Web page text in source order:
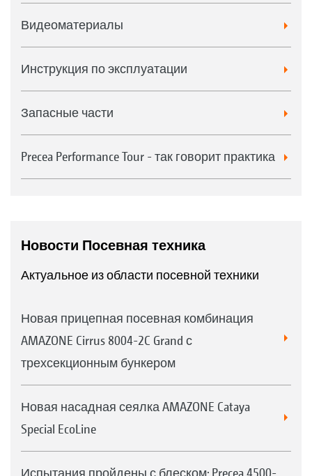
Видеоматериалы
Инструкция по эксплуатации
Запасные части
Precea Performance Tour - так говорит практика
Новости Посевная техника
Актуальное из области посевной техники
Новая прицепная посевная комбинация
AMAZONE Cirrus 8004-2C Grand с
трехсекционным бункером
Новая насадная сеялка AMAZONE Cataya
Special EcoLine
Испытания пройдены с блеском: Precea 4500-